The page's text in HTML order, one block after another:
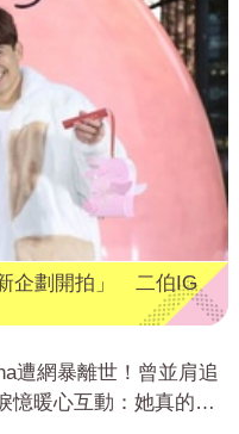
企劃開拍」 二伯IG
遭網暴離世！曾並肩追
憶暖心互動：她真的很